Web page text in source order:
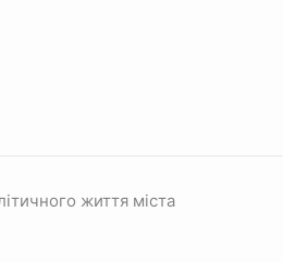
життя міста